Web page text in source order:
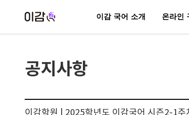
이감 국어 소개 온라인
공지사항
이감학원 | 2025학년도 이감국어 시즌2-1주